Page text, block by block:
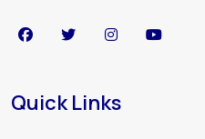
Quick Links